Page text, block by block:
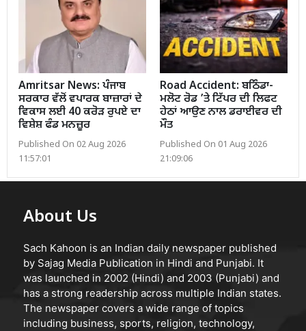
Amritsar News: ਪੰਜਾਬ
ਸਰਕਾਰ ਵੱਲੋਂ ਵਪਾਰਕ ਬਾਜ਼ਾਰਾਂ ਦੇ
ਵਿਕਾਸ ਲਈ 40 ਕਰੋੜ ਰੁਪਏ ਦਾ
ਵਿਸ਼ੇਸ਼ ਫੰਡ ਮਨਜ਼ੂਰ
Published On 02 Aug 2026
11:57:01
Road Accident: ਬਠਿੰਡਾ-
ਮਲੋਟ ਰੋਡ ’ਤੇ ਟਿੱਪਰ ਦੀ ਲਿਫਟ
ਹੇਠਾਂ ਆਉਣ ਨਾਲ ਡਰਾਈਵਰ ਦੀ
ਮੌਤ
Published On 01 Aug 2026
21:09:06
About Us
Sach Kahoon is an Indian daily newspaper published
by Sajag Media Publication in Hindi and Punjabi. It
was launched in 2002 (Hindi) and 2003 (Punjabi) and
has a strong readership across multiple Indian states.
The newspaper covers a wide range of topics
including business, sports, religion, technology,